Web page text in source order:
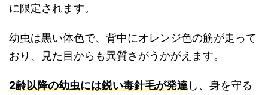
に限定されます。
幼虫は黒い体色で、背中にオレンジ色の筋が走って
おり、見た目からも異質さがうかがえます。
2齢以降の幼虫には鋭い毒針毛が発達し、身を守る